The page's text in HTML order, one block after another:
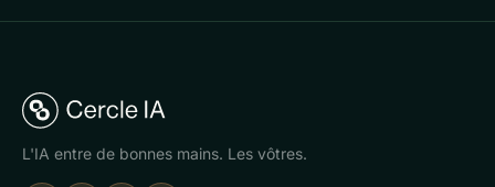
L'IA entre de bonnes mains. Les vôtres.